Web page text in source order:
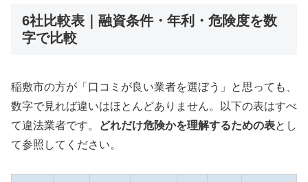
6社比較表｜融資条件・年利・危険度を数
字で比較
稲敷市の方が「口コミが良い業者を選ぼう」と思っても、
数字で見れば違いはほとんどありません。以下の表はすべ
て違法業者です。
どれだけ危険かを理解するための表とし
て参照してください。